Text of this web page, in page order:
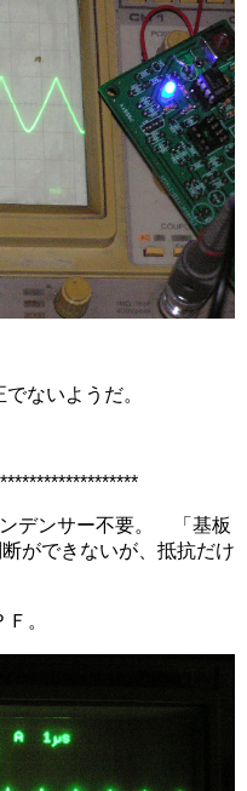
ないようだ。
デンサー不要。 「基板
ができないが、抵抗だけ
。